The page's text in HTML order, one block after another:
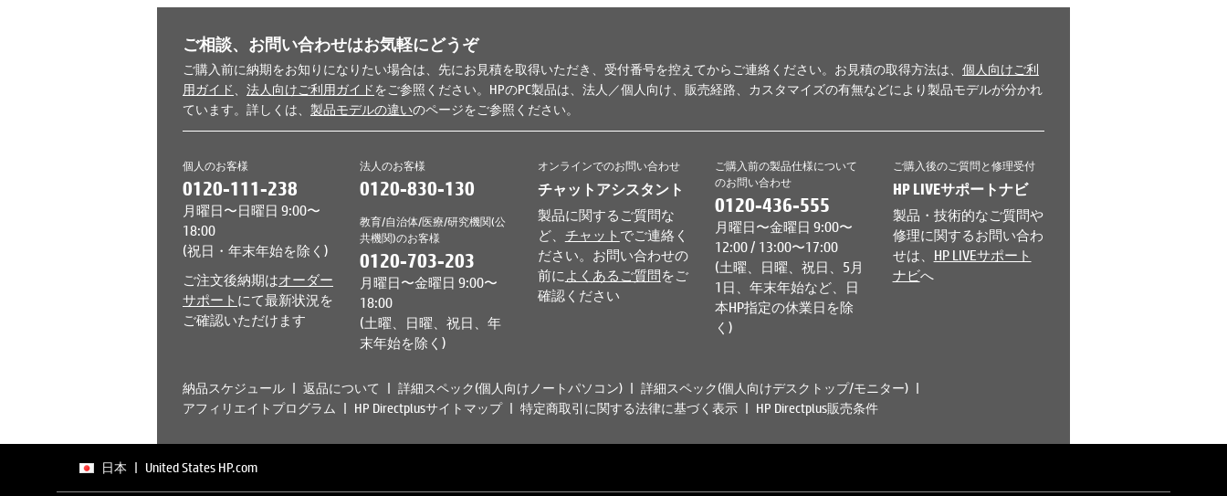
ご相談、お問い合わせはお気軽にどうぞ
ご購入前に納期をお知りになりたい場合は、先にお見積を取得いただき、受付番号を控えてからご連絡ください。お見積の取得方法は、 個人向けご利
用ガイド
法人向けご利用ガイドをご参照ください。HPのPC製品は、法人／個人向け、販売経路、カスタマイズの有無などにより製品モデルが分かれ
ています。詳しくは、 製品モデルの違いのページをご参照ください。
個人のお客様
0120-111-238
月曜日〜日曜日 9:00〜
18:00
(祝日・年末年始を除く)
ご注文後納期はオーダー
サポート にて最新状況を
ご確認いただけます
法人のお客様
0120-830-130
教育/自治体/医療/研究機関(公
共機関)のお客様
0120-703-203
月曜日〜金曜日 9:00〜
18:00
(土曜、日曜、祝日、年
末年始を除く)
オンラインでのお問い合わせ
チャットアシスタント
製品に関するご質問な
ど、 チャット でご連絡く
ださい。お問い合わせの
前に よくあるご質問をご
確認ください
ご購入前の製品仕様について
のお問い合わせ
0120-436-555
月曜日〜金曜日 9:00〜
12:00 / 13:00〜17:00
(土曜、日曜、祝日、5月
1日、年末年始など、日
本HP指定の休業日を除
く)
ご購入後のご質問と修理受付
HP LIVEサポートナビ
製品・技術的なご質問や
修理に関するお問い合わ
せは、 HP LIVEサポート
ナビへ
納品スケジュール 返品について 詳細スペック(個人向けノートパソコン)
詳細スペック(個人向けデスクトップ/モニター)
アフィリエイトプログラム
HP Directplusサイトマップ 特定商取引に関する法律に基づく表示 HP Directplus販売条件
日本 | United States HP.com